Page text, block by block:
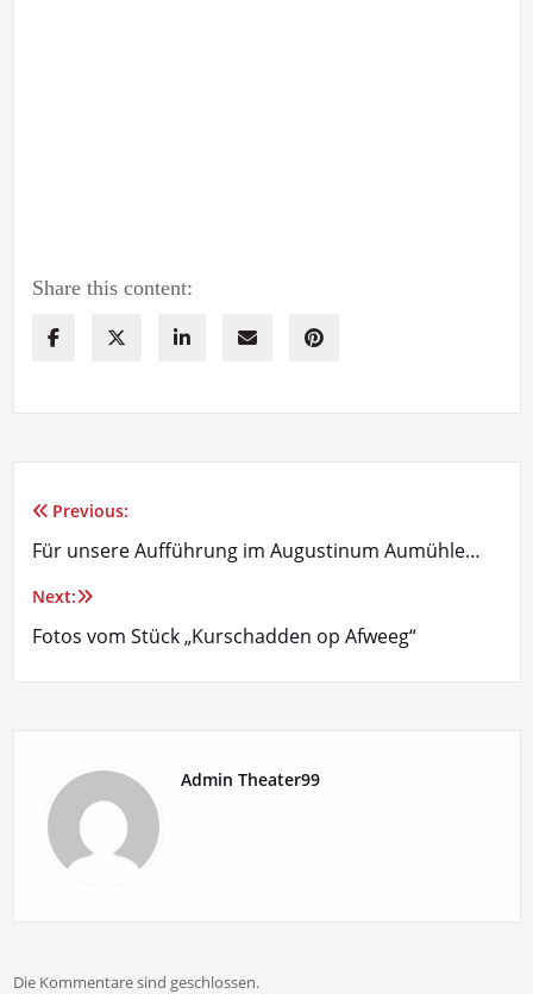
Share this content:
Beitragsnavigation
Previous:
Für unsere Aufführung im Augustinum Aumühle…
Next:
Fotos vom Stück „Kurschadden op Afweeg“
Admin Theater99
Die Kommentare sind geschlossen.